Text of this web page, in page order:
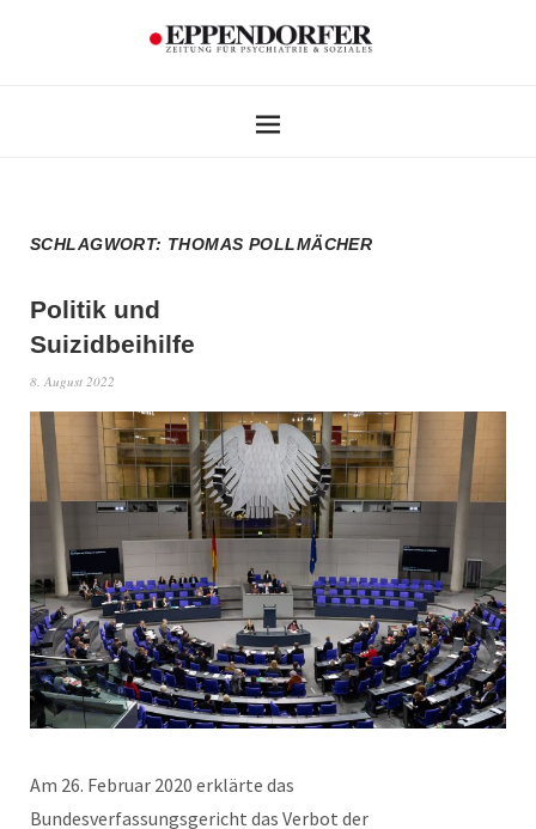
SCHLAGWORT: THOMAS POLLMÄCHER
Politik und
Suizidbeihilfe
8. August 2022
Am 26. Februar 2020 erklärte das
Bundesverfassungsgericht das Verbot der